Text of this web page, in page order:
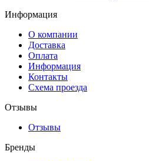
Информация
О компании
Доставка
Оплата
Информация
Контакты
Схема проезда
Отзывы
Отзывы
Бренды